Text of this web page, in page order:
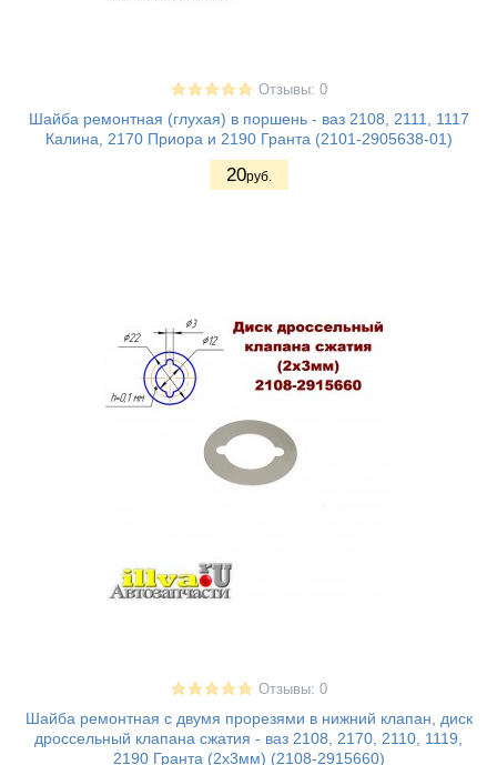
Отзывы: 0
Шайба ремонтная (глухая) в поршень - ваз 2108, 2111, 1117
Калина, 2170 Приора и 2190 Гранта (2101-2905638-01)
20руб.
Отзывы: 0
Шайба ремонтная с двумя прорезями в нижний клапан, диск
дроссельный клапана сжатия - ваз 2108, 2170, 2110, 1119,
2190 Гранта (2х3мм) (2108-2915660)